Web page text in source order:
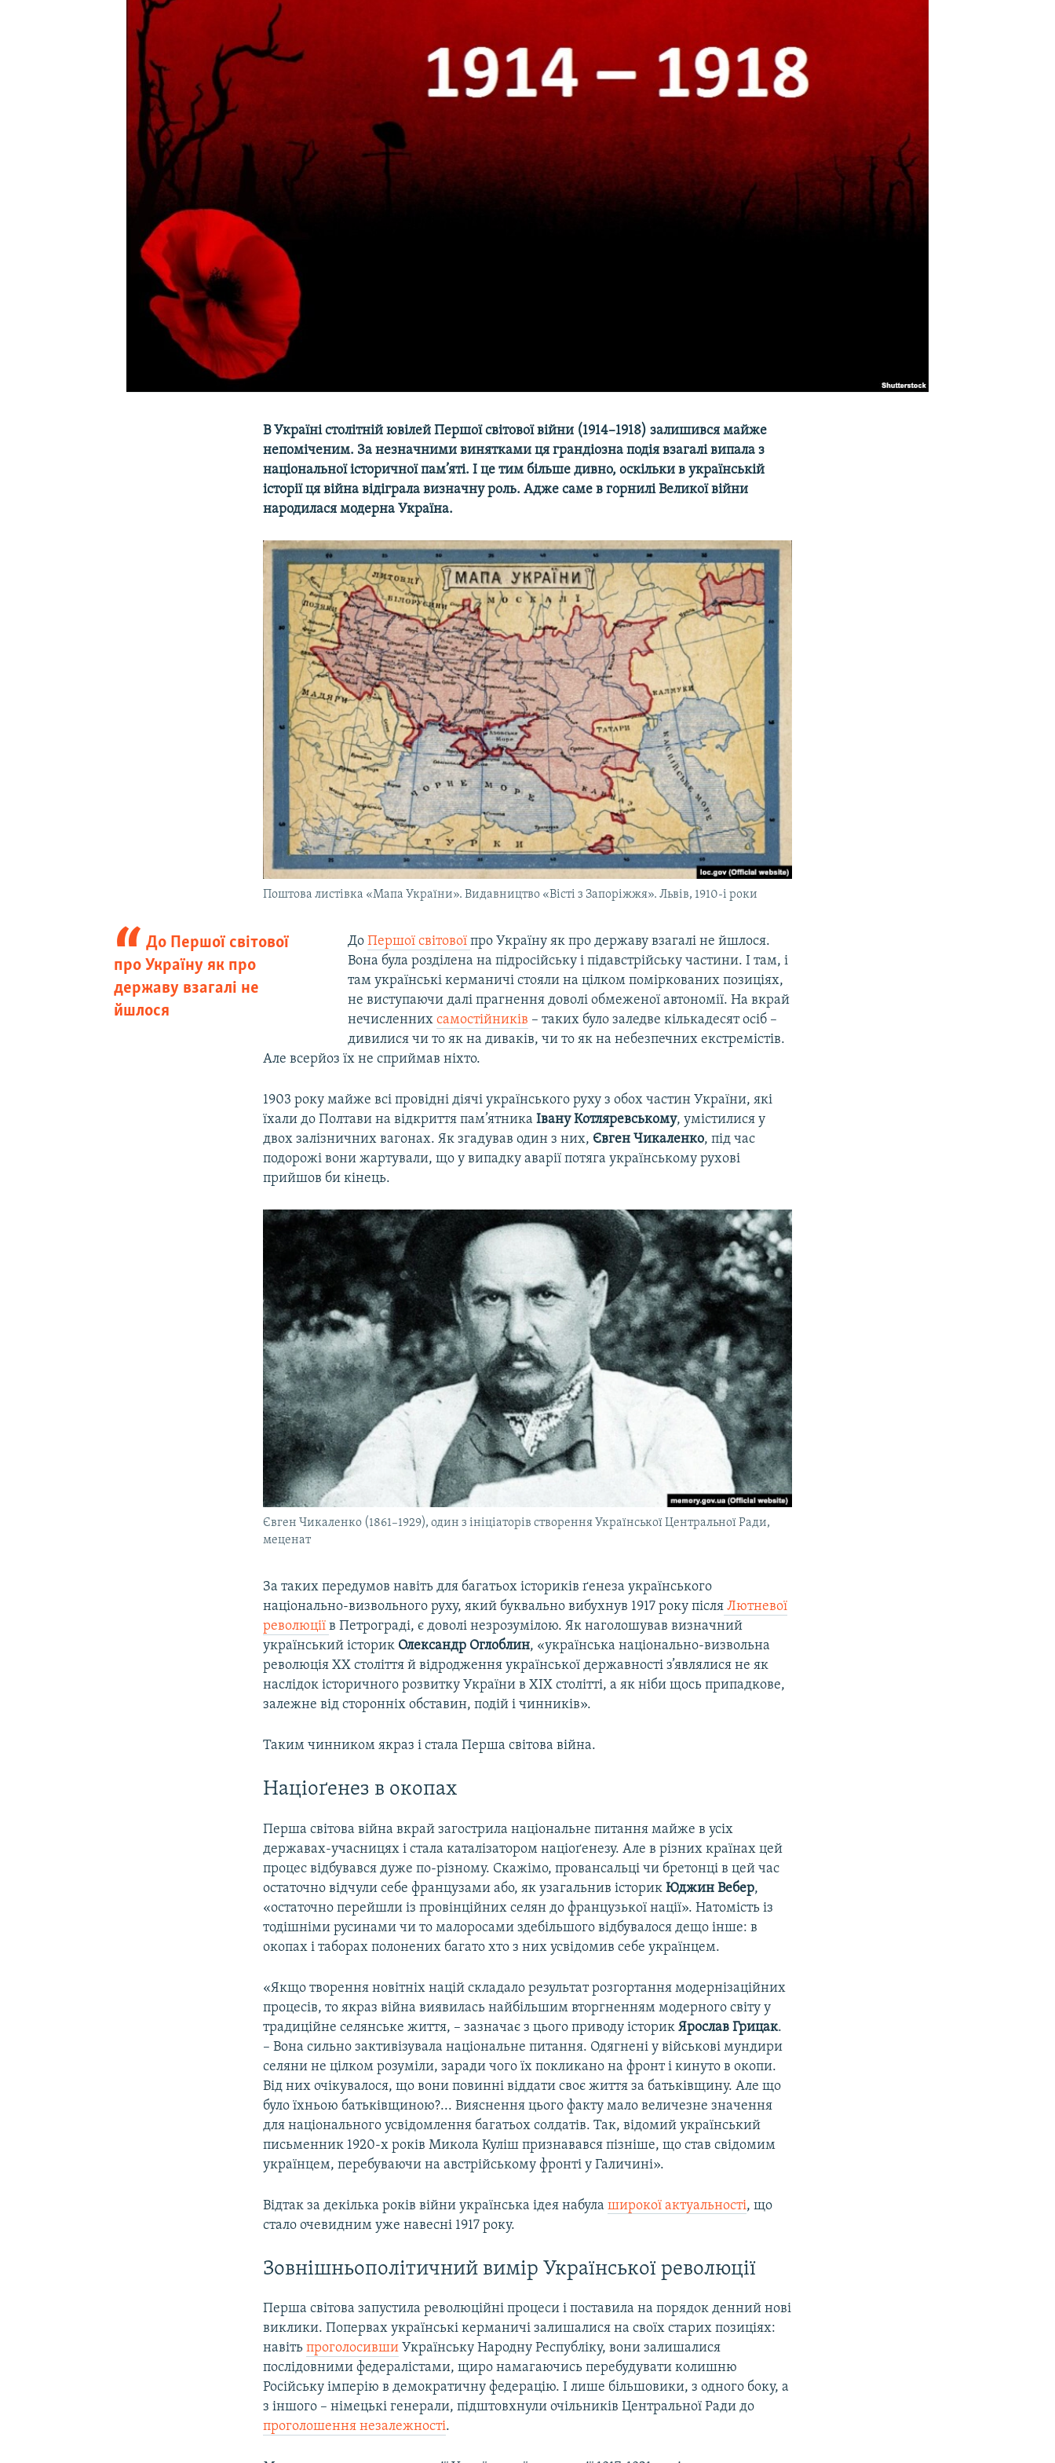
УКРАЇНСЬКА ПРОБЛЕМА КРИМУ
В Україні столітній ювілей Першої світової війни (1914–1918) залишився майже
непоміченим. За незначними винятками ця грандіозна подія взагалі випала з
національної історичної пам’яті. І це тим більше дивно, оскільки в українській
історії ця війна відіграла визначну роль. Адже саме в горнилі Великої війни
народилася модерна Україна.
Поштова листівка «Мапа України». Видавництво «Вісті з Запоріжжя». Львів, 1910-і роки
До Першої світової
про Україну як про
державу взагалі не
йшлося
До Першої світової про Україну як про державу взагалі не йшлося.
Вона була розділена на підросійську і підавстрійську частини. І там, і
там українські керманичі стояли на цілком поміркованих позиціях,
не виступаючи далі прагнення доволі обмеженої автономії. На вкрай
нечисленних самостійників – таких було заледве кількадесят осіб –
дивилися чи то як на диваків, чи то як на небезпечних екстремістів.
Але всерйоз їх не сприймав ніхто.
1903 року майже всі провідні діячі українського руху з обох частин України, які
їхали до Полтави на відкриття пам’ятникаІвану Котляревському, умістилися у
двох залізничних вагонах. Як згадував один з них, Євген Чикаленко, під час
подорожі вони жартували, що у випадку аварії потяга українському рухові
прийшов би кінець.
Євген Чикаленко (1861–1929), один з ініціаторів створення Української Центральної Ради,
меценат
За таких передумов навіть для багатьох істориків ґенеза українського
національно-визвольного руху, який буквально вибухнув 1917 року після Лютневої
революціїв Петрограді, є доволі незрозумілою. Як наголошував визначний
український історик Олександр Оглоблин, «українська національно-визвольна
революція ХХ століття й відродження української державності з’являлися не як
наслідок історичного розвитку України в XIX столітті, а як ніби щось припадкове,
залежне від сторонніх обставин, подій і чинників».
Таким чинником якраз і стала Перша світова війна.
Націоґенез в окопах
Перша світова війна вкрай загострила національне питання майже в усіх
державах-учасницях і стала каталізатором націоґенезу. Але в різних країнах цей
процес відбувався дуже по-різному. Скажімо, провансальці чи бретонці в цей час
остаточно відчули себе французами або, як узагальнив історикЮджин Вебер,
«остаточно перейшли із провінційних селян до французької нації». Натомість із
тодішніми русинами чи то малоросами здебільшого відбувалося дещо інше: в
окопах і таборах полонених багато хто з них усвідомив себе українцем.
«Якщо творення новітніх націй складало результат розгортання модернізаційних
процесів, то якраз війна виявилась найбільшим вторгненням модерного світу у
традиційне селянське життя, – зазначає з цього приводу історикЯрослав Грицак.
– Вона сильно зактивізувала національне питання. Одягнені у військові мундири
селяни не цілком розуміли, заради чого їх покликано на фронт і кинуто в окопи.
Від них очікувалося, що вони повинні віддати своє життя за батьківщину. Але що
було їхньою батьківщиною?... Вияснення цього факту мало величезне значення
для національного усвідомлення багатьох солдатів. Так, відомий український
письменник 1920-х років Микола Куліш признавався пізніше, що став свідомим
українцем, перебуваючи на австрійському фронті у Галичині».
Відтак за декілька років війни українська ідея набулаширокої актуальності, що
стало очевидним уже навесні 1917 року.
Зовнішньополітичний вимір Української революції
Перша світова запустила революційні процеси і поставила на порядок денний нові
виклики. Попервах українські керманичі залишалися на своїх старих позиціях:
навітьпроголосивши Українську Народну Республіку, вони залишалися
послідовними федералістами, щиро намагаючись перебудувати колишню
Російську імперію в демократичну федерацію. І лише більшовики, з одного боку, а
з іншого – німецькі генерали, підштовхнули очільників Центральної Ради до
проголошення незалежності.